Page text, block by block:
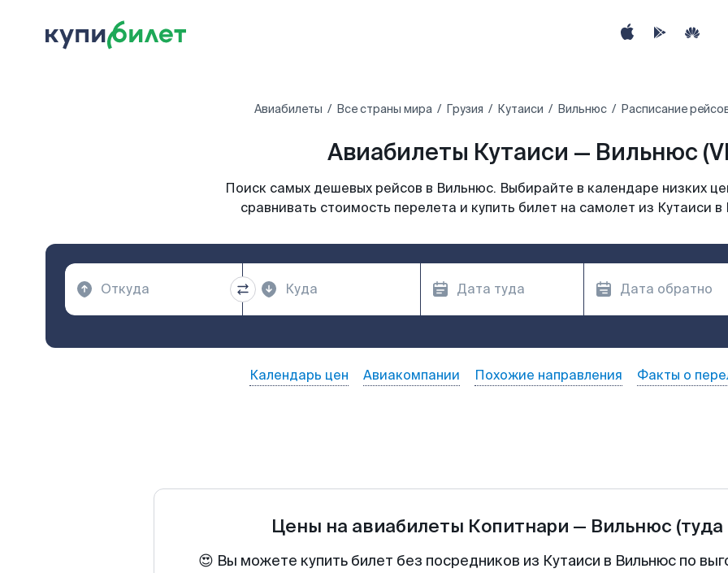
Авиабилеты Все страны мира Грузия Кутаиси Вильнюс Расписание
Авиабилеты Кутаиси — Вильнюс
Поиск самых дешевых рейсов в Вильнюс. Выбирайте в календаре низких
сравнивать стоимость перелета и купить билет на самолет из Кутаиси
Календарь цен Авиакомпании Похожие направления Факты о
Цены на авиабилеты Копитнари — Вильнюс
😍 Вы можете купить билет без посредников из Кутаиси в Вильнюс по